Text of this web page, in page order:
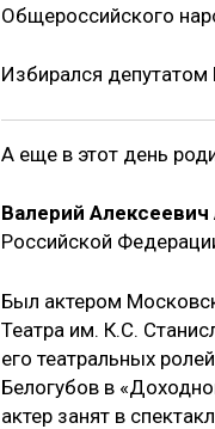
Общероссийского
Избирался
А еще в этот день
Валерий
Российской
Был актером
Театра им. К.С.
его театральных
Белогубов в
актер занят в